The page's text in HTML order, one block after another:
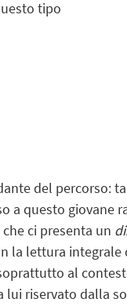
tipo
del percorso:
questo giovane
ci presenta un
la lettura
al
riservato dalla